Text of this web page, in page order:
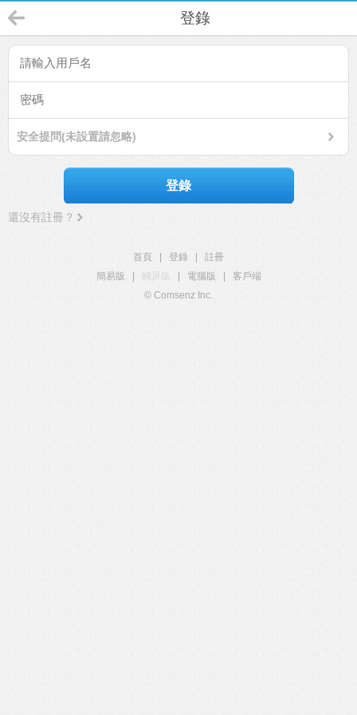
登錄
安全提問(未設置請忽略)
登錄
還沒有註冊？
首頁 登錄
註冊
簡易版
觸屏版 電腦版
客戶端
© Comsenz Inc.